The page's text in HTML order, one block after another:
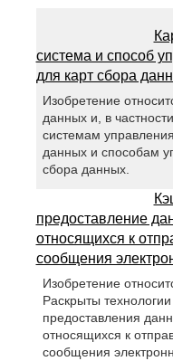
система и способ
для карт сбора
Изобретение
данных и, в
системам
данных и способам
сбора данных.
предоставление
относящихся к
сообщения
Изобретение
Раскрыты
предоставления
относящихся к
сообщения